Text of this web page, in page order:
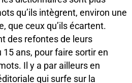
qu’ils intègrent, environ une
que ceux qu’ils écartent.
des refontes de leurs
ans, pour faire sortir en
Il y a par ailleurs en
qui surfe sur la